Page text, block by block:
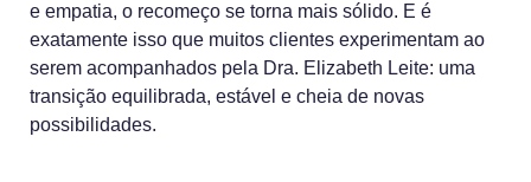
e empatia, o recomeço se torna mais sólido. E é
exatamente isso que muitos clientes experimentam ao
serem acompanhados pela Dra. Elizabeth Leite: uma
transição equilibrada, estável e cheia de novas
possibilidades.